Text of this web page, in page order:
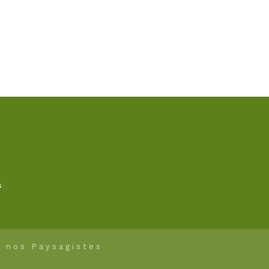
Paysagistes